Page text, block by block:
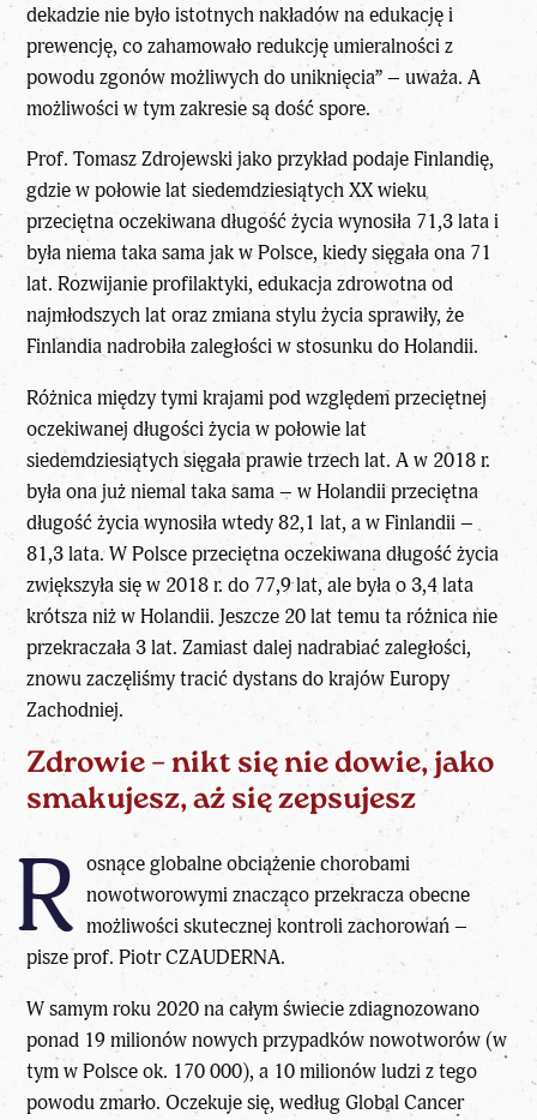
dekadzie nie było istotnych nakładów na edukację i
prewencję, co zahamowało redukcję umieralności z
powodu zgonów możliwych do uniknięcia” – uważa. A
możliwości w tym zakresie są dość spore.
Prof. Tomasz Zdrojewski jako przykład podaje Finlandię,
gdzie w połowie lat siedemdziesiątych XX wieku
przeciętna oczekiwana długość życia wynosiła 71,3 lata i
była niema taka sama jak w Polsce, kiedy sięgała ona 71
lat. Rozwijanie profilaktyki, edukacja zdrowotna od
najmłodszych lat oraz zmiana stylu życia sprawiły, że
Finlandia nadrobiła zaległości w stosunku do Holandii.
Różnica między tymi krajami pod względem przeciętnej
oczekiwanej długości życia w połowie lat
siedemdziesiątych sięgała prawie trzech lat. A w 2018 r.
była ona już niemal taka sama – w Holandii przeciętna
długość życia wynosiła wtedy 82,1 lat, a w Finlandii –
81,3 lata. W Polsce przeciętna oczekiwana długość życia
zwiększyła się w 2018 r. do 77,9 lat, ale była o 3,4 lata
krótsza niż w Holandii. Jeszcze 20 lat temu ta różnica nie
przekraczała 3 lat. Zamiast dalej nadrabiać zaległości,
znowu zaczęliśmy tracić dystans do krajów Europy
Zachodniej.
Zdrowie – nikt się nie dowie, jako
smakujesz, aż się zepsujesz
R osnące globalne obciążenie chorobami
nowotworowymi znacząco przekracza obecne
możliwości skutecznej kontroli zachorowań –
pisze prof. Piotr CZAUDERNA.
W samym roku 2020 na całym świecie zdiagnozowano
ponad 19 milionów nowych przypadków nowotworów (w
tym w Polsce ok. 170 000), a 10 milionów ludzi z tego
powodu zmarło. Oczekuje się, według Global Cancer